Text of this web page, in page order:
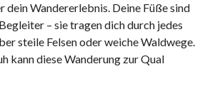
dein Wandererlebnis. Deine Füße sind
– sie tragen dich durch jedes
steile Felsen oder weiche Waldwege.
kann diese Wanderung zur Qual